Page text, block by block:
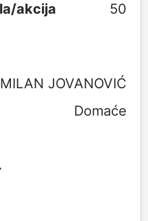
50
MILAN JOVANOVIĆ
Domaće